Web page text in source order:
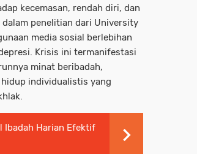
kecemasan, rendah diri, dan
penelitian dari University
media sosial berlebihan
Krisis ini termanifestasi
minat beribadah,
hidup individualistis yang
Ibadah Harian Efektif